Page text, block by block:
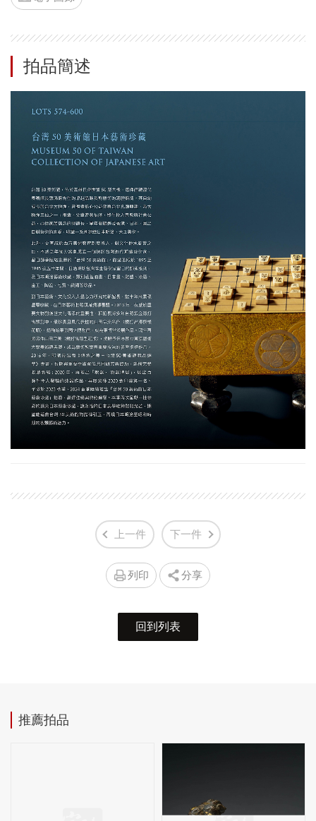
拍品簡述
上一件 下一件
列印 分享
回到列表
推薦拍品